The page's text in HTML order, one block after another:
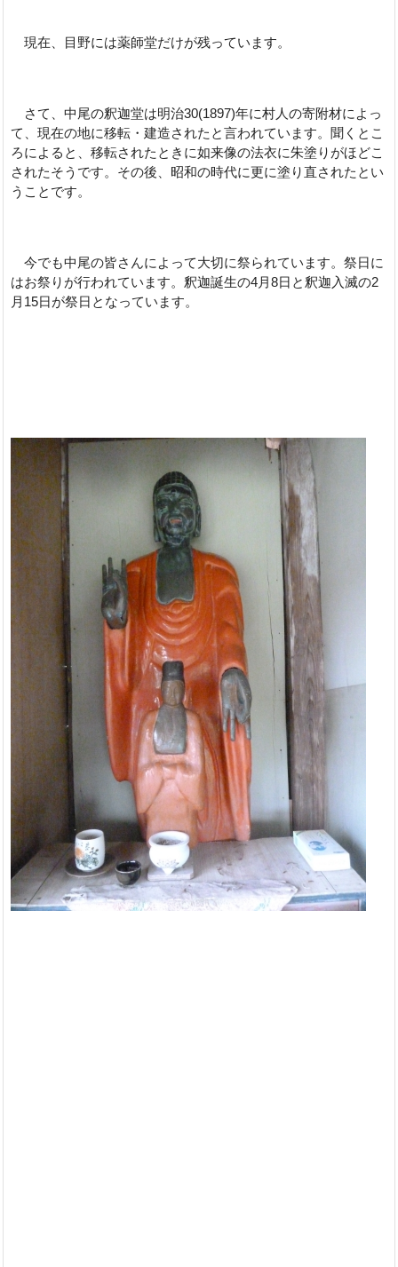
現在、目野には薬師堂だけが残っています。
さて、中尾の釈迦堂は明治30(1897)年に村人の寄附材によっ
て、現在の地に移転・建造されたと言われています。聞くとこ
ろによると、移転されたときに如来像の法衣に朱塗りがほどこ
されたそうです。その後、昭和の時代に更に塗り直されたとい
うことです。
今でも中尾の皆さんによって大切に祭られています。祭日に
はお祭りが行われています。釈迦誕生の4月8日と釈迦入滅の2
月15日が祭日となっています。